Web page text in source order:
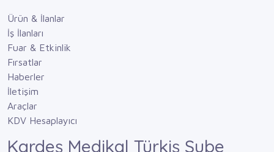
Ürün & İlanlar
İş İlanları
Fuar & Etkinlik
Fırsatlar
Haberler
İletişim
Araçlar
KDV Hesaplayıcı
Kardeş Medikal Türkiş Şube